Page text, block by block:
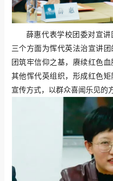
薛惠代表学校团委对宣
三个方面为恽代英法治宣讲
团筑牢信仰之基，赓续红色
其他恽代英组织，形成红色
宣传方式，以群众喜闻乐见的